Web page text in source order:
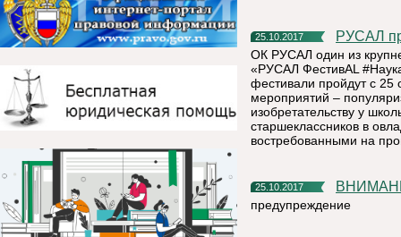
25.10.2017 РУСАЛ
ОК РУСАЛ один из
«РУСАЛ ФестивАL
фестивали пройдут с 25
мероприятий –
изобретательству у
старшеклассников в
востребованными на
25.10.2017
предупреждение